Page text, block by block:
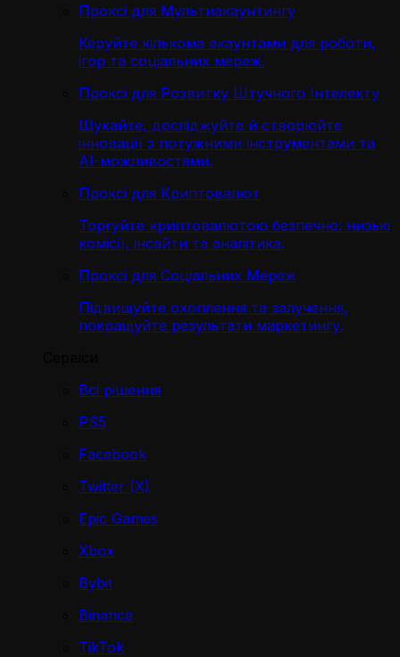
Проксі для Мультиакаунтингу
Керуйте кількома акаунтами для роботи,
ігор та соціальних мереж.
Проксі для Розвитку Штучного Інтелекту
Шукайте, досліджуйте й створюйте
інновації з потужними інструментами та
AI-можливостями.
Проксі для Криптовалют
Торгуйте криптовалютою безпечно: низькі
комісії, інсайти та аналітика.
Проксі для Соціальних Мереж
Підвищуйте охоплення та залучення,
покращуйте результати маркетингу.
Всі рішення
PS5
Facebook
Twitter (X)
Epic Games
Xbox
Bybit
Binance
TikTok